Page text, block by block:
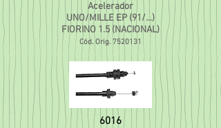
Acelerador
UNO/MILLE EP (91/...)
FIORINO 1.5 (NACIONAL)
Cód. Orig. 7520131
6016